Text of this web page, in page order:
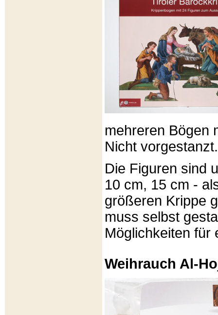
mehreren Bögen
Nicht vorgestanzt.
Die Figuren sind
10 cm, 15 cm -
größeren Krippe
muss selbst
Möglichkeiten für
Weihrauch Al-